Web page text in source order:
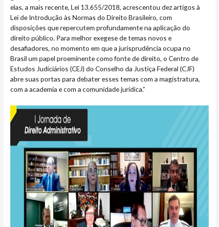
elas, a mais recente, Lei 13.655/2018, acrescentou dez artigos à
Lei de Introdução às Normas do Direito Brasileiro, com
disposições que repercutem profundamente na aplicação do
direito público. Para melhor exegese de temas novos e
desafiadores, no momento em que a jurisprudência ocupa no
Brasil um papel proeminente como fonte de direito, o Centro de
Estudos Judiciários (CEJ) do Conselho da Justiça Federal (CJF)
abre suas portas para debater esses temas com a magistratura,
com a academia e com a comunidade jurídica.”